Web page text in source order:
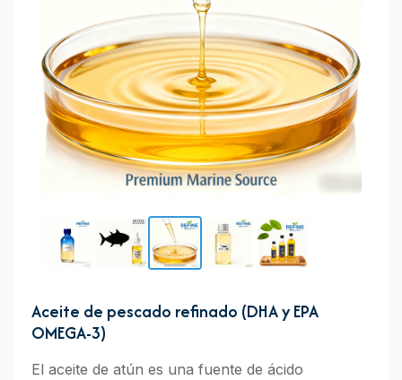
Aceite de pescado refinado (DHA y EPA
OMEGA-3)
El aceite de atún es una fuente de ácido